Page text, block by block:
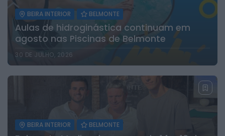
BEIRA INTERIOR BELMONTE
Aulas de hidroginástica continuam em
agosto nas Piscinas de Belmonte
30 DE JULHO, 2026
BEIRA INTERIOR BELMONTE